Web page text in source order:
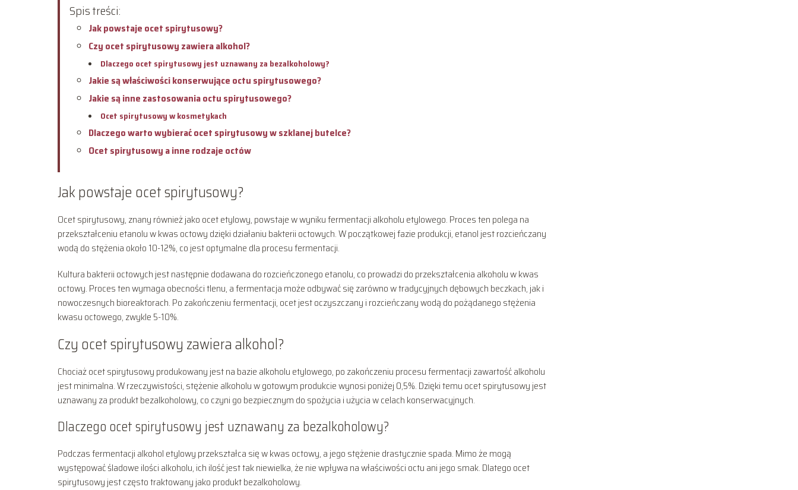
Spis treści:
Jak powstaje ocet spirytusowy?
Czy ocet spirytusowy zawiera alkohol?
Dlaczego ocet spirytusowy jest uznawany za bezalkoholowy?
Jakie są właściwości konserwujące octu spirytusowego?
Jakie są inne zastosowania octu spirytusowego?
Ocet spirytusowy w kosmetykach
Dlaczego warto wybierać ocet spirytusowy w szklanej butelce?
Ocet spirytusowy a inne rodzaje octów
Jak powstaje ocet spirytusowy?
Ocet spirytusowy, znany również jako ocet etylowy, powstaje w wyniku fermentacji alkoholu etylowego. Proces ten polega na
przekształceniu etanolu w kwas octowy dzięki działaniu bakterii octowych. W początkowej fazie produkcji, etanol jest rozcieńczany
wodą do stężenia około 10-12%, co jest optymalne dla procesu fermentacji.
Kultura bakterii octowych jest następnie dodawana do rozcieńczonego etanolu, co prowadzi do przekształcenia alkoholu w kwas
octowy. Proces ten wymaga obecności tlenu, a fermentacja może odbywać się zarówno w tradycyjnych dębowych beczkach, jak i
nowoczesnych bioreaktorach. Po zakończeniu fermentacji, ocet jest oczyszczany i rozcieńczany wodą do pożądanego stężenia
kwasu octowego, zwykle 5-10%.
Czy ocet spirytusowy zawiera alkohol?
Chociaż ocet spirytusowy produkowany jest na bazie alkoholu etylowego, po zakończeniu procesu fermentacji zawartość alkoholu
jest minimalna. W rzeczywistości, stężenie alkoholu w gotowym produkcie wynosi poniżej 0,5%. Dzięki temu ocet spirytusowy jest
uznawany za produkt bezalkoholowy, co czyni go bezpiecznym do spożycia i użycia w celach konserwacyjnych.
Dlaczego ocet spirytusowy jest uznawany za bezalkoholowy?
Podczas fermentacji alkohol etylowy przekształca się w kwas octowy, a jego stężenie drastycznie spada. Mimo że mogą
występować śladowe ilości alkoholu, ich ilość jest tak niewielka, że nie wpływa na właściwości octu ani jego smak. Dlatego ocet
spirytusowy jest często traktowany jako produkt bezalkoholowy.